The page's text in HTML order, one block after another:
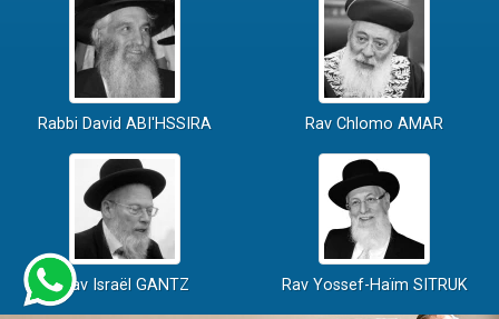
Rabbi David ABI'HSSIRA Rav Chlomo AMAR
Rav Israël GANTZ Rav Yossef-Haïm SITRUK